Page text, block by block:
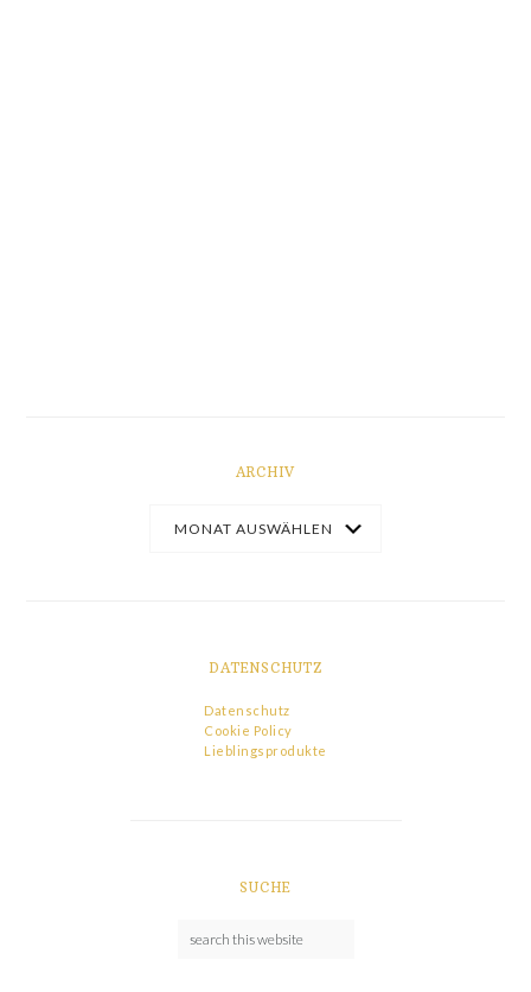
ARCHIV
DATENSCHUTZ
Datenschutz
Cookie Policy
Lieblingsprodukte
SUCHE